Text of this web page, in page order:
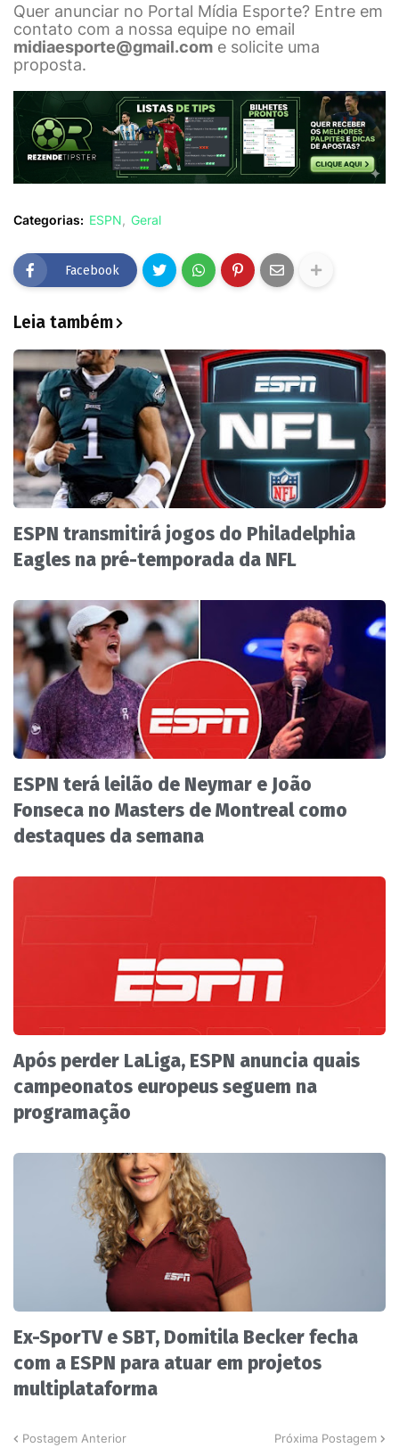
Quer anunciar no Portal Mídia Esporte? Entre em
contato com a nossa equipe no email
midiaesporte@gmail.com e solicite uma
proposta.
Categorias: ESPN Geral
Facebook
Leia também
ESPN transmitirá jogos do Philadelphia
Eagles na pré-temporada da NFL
ESPN terá leilão de Neymar e João
Fonseca no Masters de Montreal como
destaques da semana
Após perder LaLiga, ESPN anuncia quais
campeonatos europeus seguem na
programação
Ex-SporTV e SBT, Domitila Becker fecha
com a ESPN para atuar em projetos
multiplataforma
Postagem Anterior Próxima Postagem